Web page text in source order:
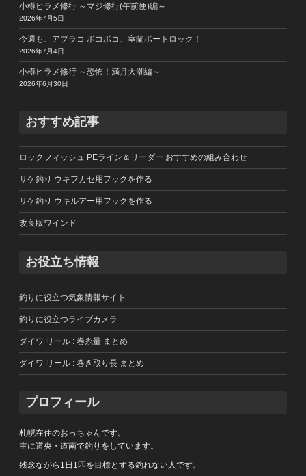
小樽ヒラメ修行 ～マジ修行(午前便)編～
2026年7月5日
今週も、アブラコ ボコボコ、室蘭ボートロック！
2026年7月4日
小樽ヒラメ修行 ～恐怖！満月大潮編～
2026年6月30日
おすすめ記事
ロックフィッシュ PEライン＆リーダー おすすめの組み合わせ
サケ釣り ウキフカセ用フックを作る
サケ釣り ウキルアー用フックを作る
改良版ワインド
お役立ち情報
釣りに役立つ気象情報サイト
釣りに役立つライブカメラ
ダイワ リール : 巻糸量 まとめ
ダイワ リール : 巻き取り長 まとめ
プロフィール
札幌在住のおっちゃんです。
主に道央・道南で釣りをしています。
残念ながら1日1匹を目標とする釣れない人です。